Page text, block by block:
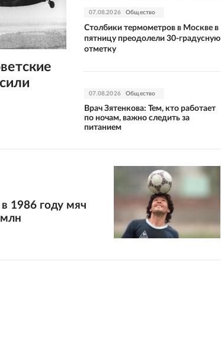
07.08.2026 Общество
Столбики термометров в Москве в
пятницу преодолели 30-градусную
отметку
07.08.2026 Общество
Врач Зятенкова: Тем, кто работает
по ночам, важно следить за
питанием
1986 году мяч